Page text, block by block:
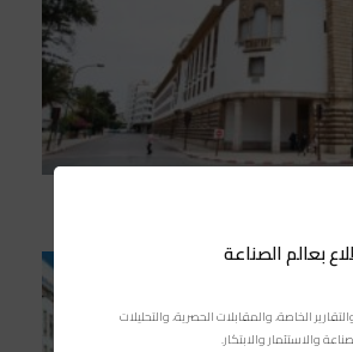
بعالم الصناعة
الخاصة، والمقابلات الحصرية، والتحليلات
والاستثمار والابتكار.